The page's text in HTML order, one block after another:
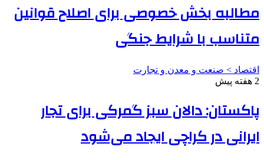
مطالبه بخش خصوصی برای اصلاح قوانین
متناسب با شرایط جنگی
اقتصاد > صنعت و معدن و تجارت
2 هفته پیش
پاکستان: دالان سبز گمرکی برای تجار
ایرانی در کراچی ایجاد می‌شود